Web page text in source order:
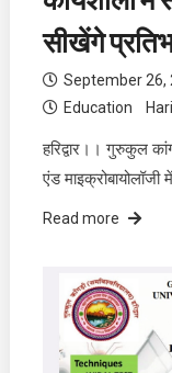
सीखेंगे
September 26,
Education
हरिद्वार।। गुरुकुल
एंड
Read more